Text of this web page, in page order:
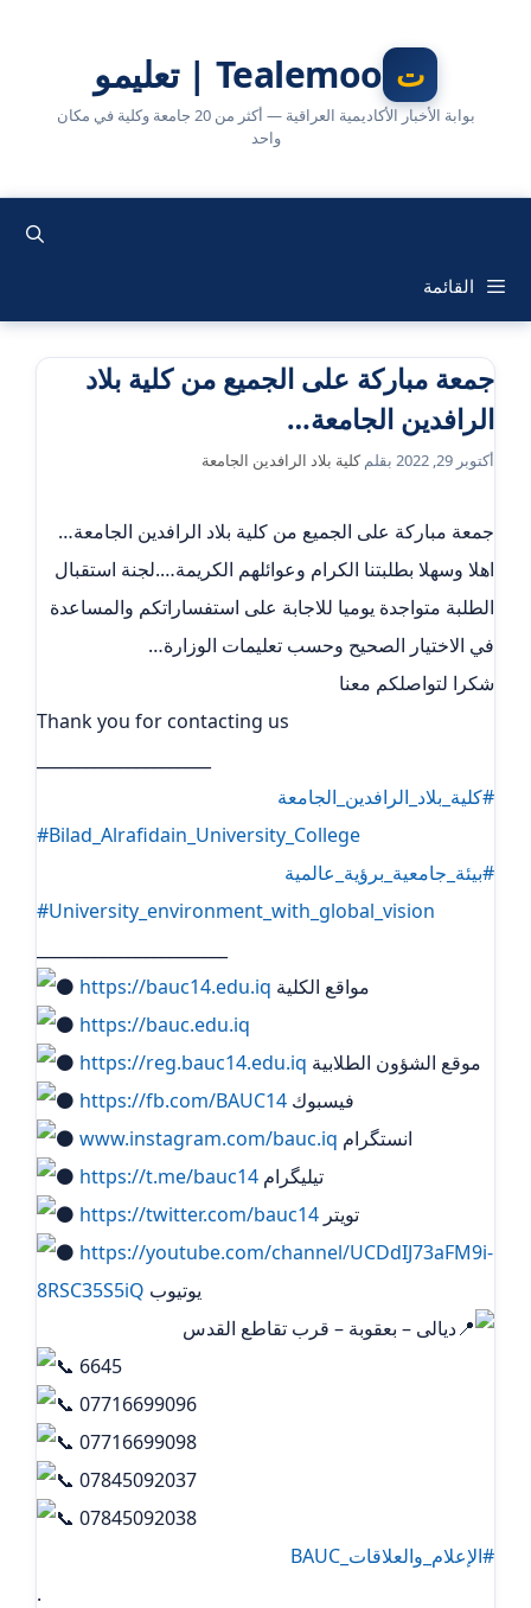
Tealemoo | تعليمو
بوابة الأخبار الأكاديمية العراقية — أكثر من 20 جامعة وكلية في مكان
واحد
القائمة
جمعة مباركة على الجميع من كلية بلاد
الرافدين الجامعة…
أكتوبر 29, 2022 بقلمكلية بلاد الرافدين الجامعة
جمعة مباركة على الجميع من كلية بلاد الرافدين الجامعة…
اهلا وسهلا بطلبتنا الكرام وعوائلهم الكريمة….لجنة استقبال
الطلبة متواجدة يوميا للاجابة على استفساراتكم والمساعدة
في الاختيار الصحيح وحسب تعليمات الوزارة…
شكرا لتواصلكم معنا
Thank you for contacting us
#كلية_بلاد_الرافدين_الجامعة
#Bilad_Alrafidain_University_College
#بيئة_جامعية_برؤية_عالمية
#University_environment_with_global_vision
https://bauc14.edu.iq مواقع الكلية
https://bauc.edu.iq
https://reg.bauc14.edu.iq موقع الشؤون الطلابية
https://fb.com/BAUC14 فيسبوك
www.instagram.com/bauc.iq انستگرام
https://t.me/bauc14 تيليگرام
https://twitter.com/bauc14 تويتر
https://youtube.com/channel/UCDdIJ73aFM9i-
8RSC35S5iQ يوتيوب
ديالى – بعقوبة – قرب تقاطع القدس
6645
07716699096
07716699098
07845092037
07845092038
#الإعلام_والعلاقات_BAUC
.